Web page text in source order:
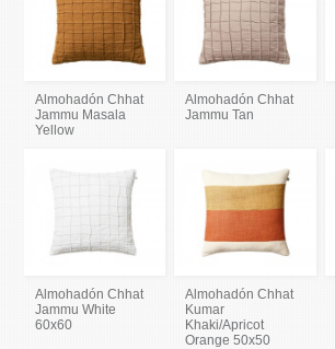
Almohadón Chhat
Jammu Masala
Yellow
Almohadón Chhat
Jammu Tan
Almohadón Chhat
Jammu White
60x60
Almohadón Chhat
Kumar
Khaki/Apricot
Orange 50x50